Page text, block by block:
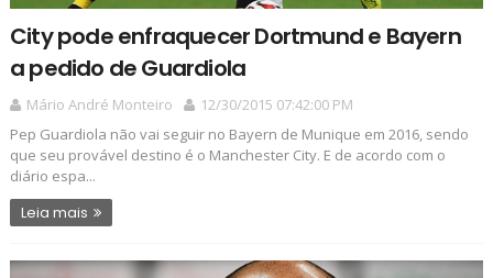
City pode enfraquecer Dortmund e Bayern
a pedido de Guardiola
Mário André Monteiro
12/30/2015 07:42:00 PM
Pep Guardiola não vai seguir no Bayern de Munique em 2016, sendo
que seu provável destino é o Manchester City. E de acordo com o
diário espa...
Leia mais